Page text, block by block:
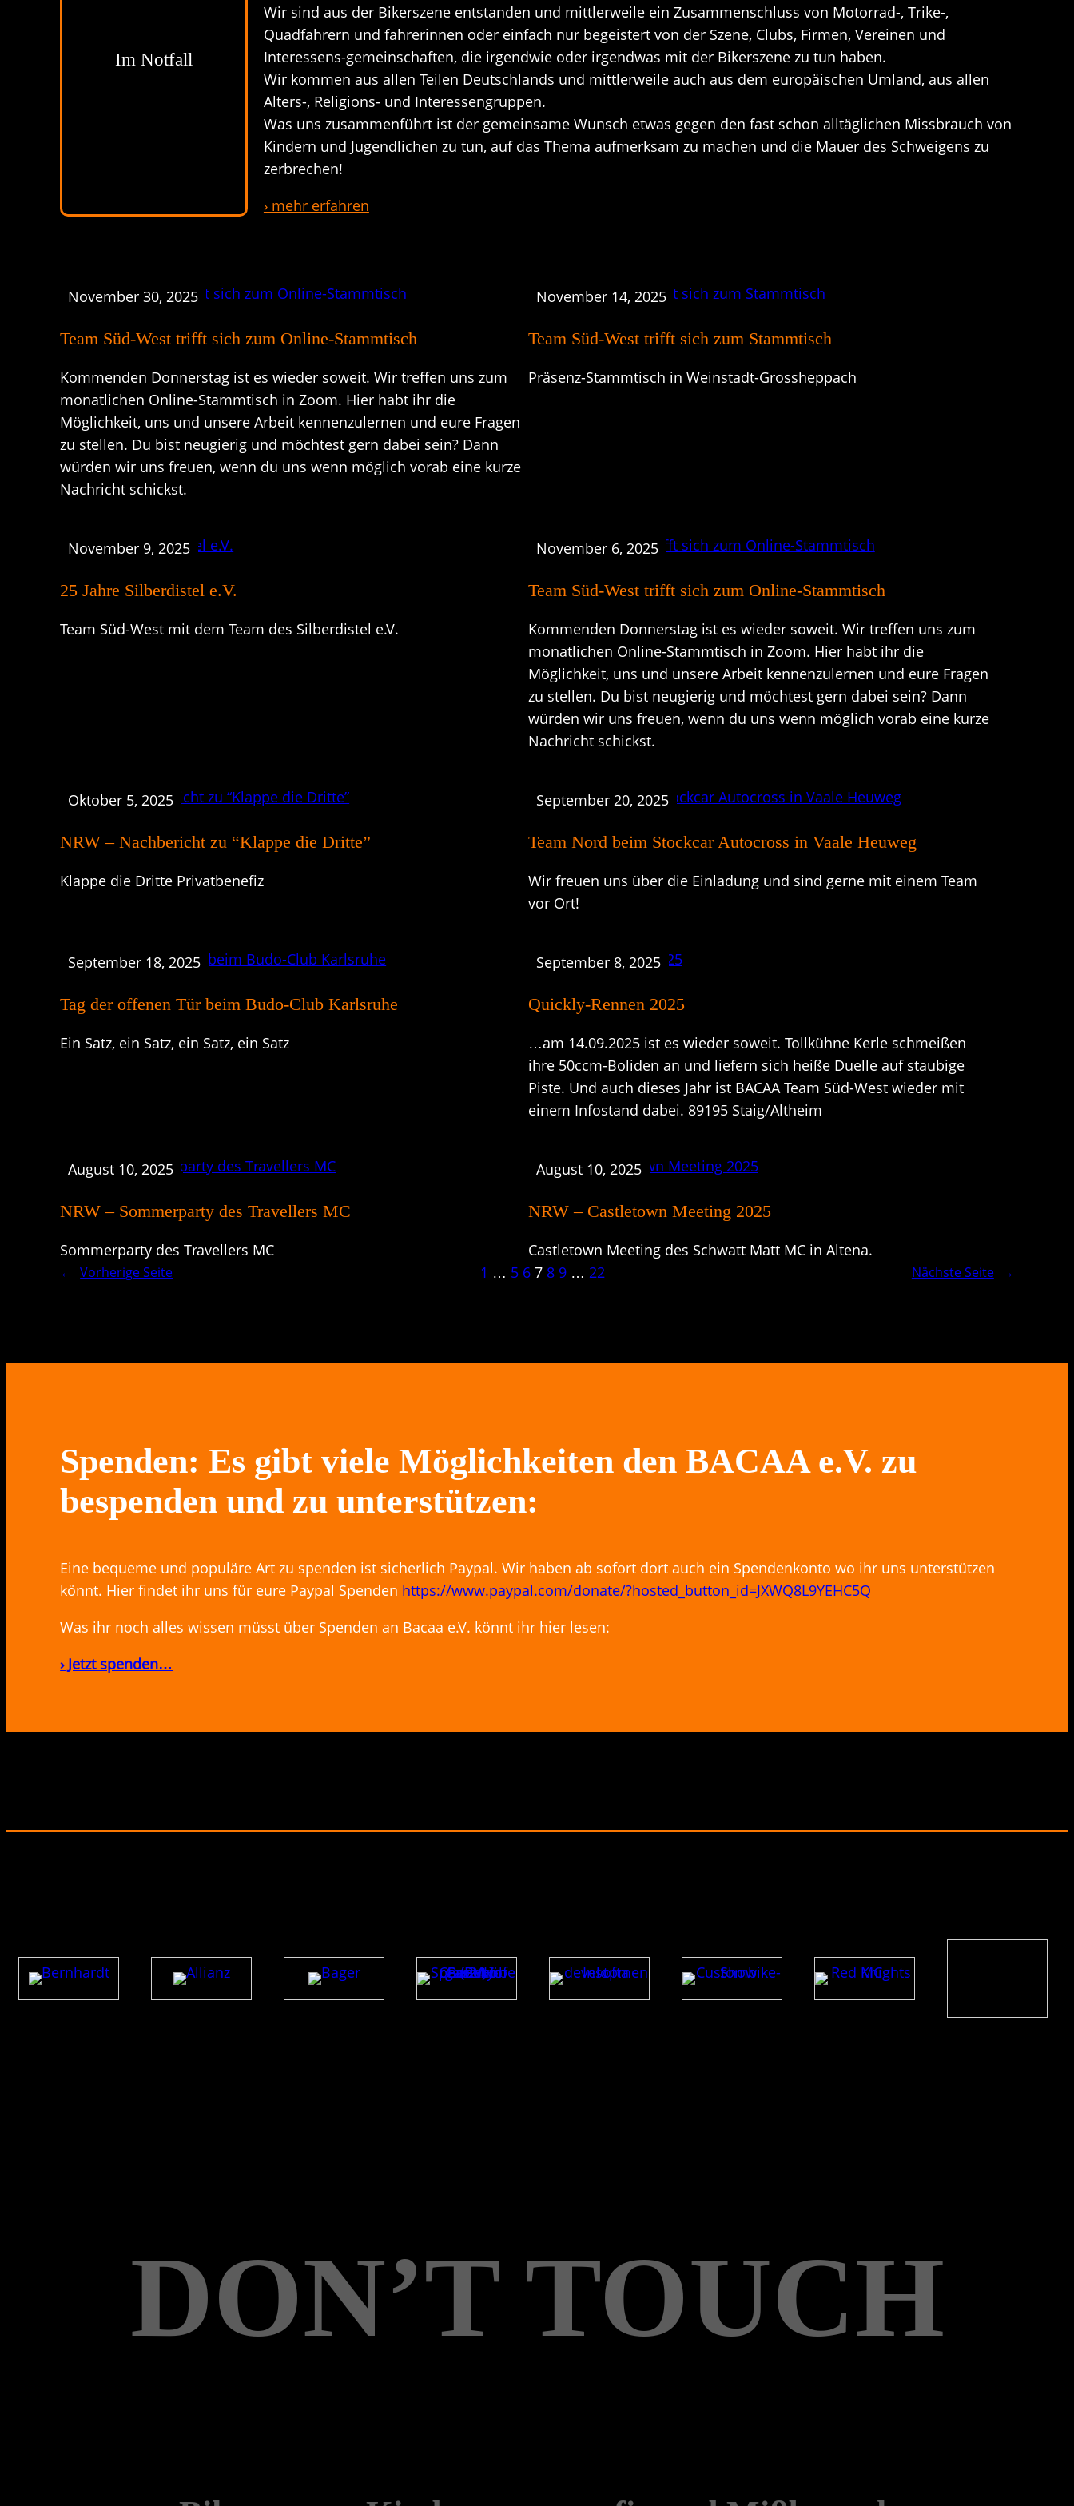
Im Notfall
Wir sind aus der Bikerszene entstanden und mittlerweile ein Zusammenschluss von Motorrad-, Trike-,
Quadfahrern und fahrerinnen oder einfach nur begeistert von der Szene, Clubs, Firmen, Vereinen und
Interessens-gemeinschaften, die irgendwie oder irgendwas mit der Bikerszene zu tun haben.
Wir kommen aus allen Teilen Deutschlands und mittlerweile auch aus dem europäischen Umland, aus allen
Alters-, Religions- und Interessengruppen.
Was uns zusammenführt ist der gemeinsame Wunsch etwas gegen den fast schon alltäglichen Missbrauch von
Kindern und Jugendlichen zu tun, auf das Thema aufmerksam zu machen und die Mauer des Schweigens zu
zerbrechen!
› mehr erfahren
November 30, 2025
Team Süd-West trifft sich zum Online-Stammtisch
Kommenden Donnerstag ist es wieder soweit. Wir treffen uns zum
monatlichen Online-Stammtisch in Zoom. Hier habt ihr die
Möglichkeit, uns und unsere Arbeit kennenzulernen und eure Fragen
zu stellen. Du bist neugierig und möchtest gern dabei sein? Dann
würden wir uns freuen, wenn du uns wenn möglich vorab eine kurze
Nachricht schickst.
November 14, 2025
Team Süd-West trifft sich zum Stammtisch
Präsenz-Stammtisch in Weinstadt-Grossheppach
November 9, 2025
25 Jahre Silberdistel e.V.
Team Süd-West mit dem Team des Silberdistel e.V.
November 6, 2025
Team Süd-West trifft sich zum Online-Stammtisch
Kommenden Donnerstag ist es wieder soweit. Wir treffen uns zum
monatlichen Online-Stammtisch in Zoom. Hier habt ihr die
Möglichkeit, uns und unsere Arbeit kennenzulernen und eure Fragen
zu stellen. Du bist neugierig und möchtest gern dabei sein? Dann
würden wir uns freuen, wenn du uns wenn möglich vorab eine kurze
Nachricht schickst.
Oktober 5, 2025
NRW – Nachbericht zu “Klappe die Dritte”
Klappe die Dritte Privatbenefiz
September 20, 2025
Team Nord beim Stockcar Autocross in Vaale Heuweg
Wir freuen uns über die Einladung und sind gerne mit einem Team
vor Ort!
September 18, 2025
Tag der offenen Tür beim Budo-Club Karlsruhe
Ein Satz, ein Satz, ein Satz, ein Satz
September 8, 2025
Quickly-Rennen 2025
…am 14.09.2025 ist es wieder soweit. Tollkühne Kerle schmeißen
ihre 50ccm-Boliden an und liefern sich heiße Duelle auf staubige
Piste. Und auch dieses Jahr ist BACAA Team Süd-West wieder mit
einem Infostand dabei. 89195 Staig/Altheim
August 10, 2025
NRW – Sommerparty des Travellers MC
Sommerparty des Travellers MC
August 10, 2025
NRW – Castletown Meeting 2025
Castletown Meeting des Schwatt Matt MC in Altena.
← Vorherige Seite 1 … 5 6 7 8 9 … 22 Nächste Seite →
Spenden: Es gibt viele Möglichkeiten den BACAA e.V. zu
bespenden und zu unterstützen:
Eine bequeme und populäre Art zu spenden ist sicherlich Paypal. Wir haben ab sofort dort auch ein Spendenkonto wo ihr uns unterstützen
könnt. Hier findet ihr uns für eure Paypal Spenden https://www.paypal.com/donate/?hosted_button_id=JXWQ8L9YEHC5Q
Was ihr noch alles wissen müsst über Spenden an Bacaa e.V. könnt ihr hier lesen:
› Jetzt spenden…
DON’T TOUCH
Biker gegen Kinderpornografie und Mißbrauch